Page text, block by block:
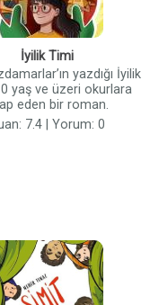
İyilik Timi
yazdığı İyilik
yaş ve üzeri okurlara
eden bir roman.
7.4 | Yorum: 0